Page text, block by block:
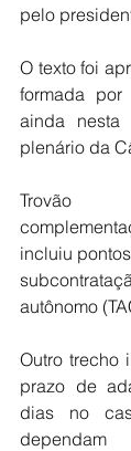
pelo
O texto foi
formada por
ainda
plenário da
Trovão
incluiu
autônomo
Outro trecho
prazo de
dias no